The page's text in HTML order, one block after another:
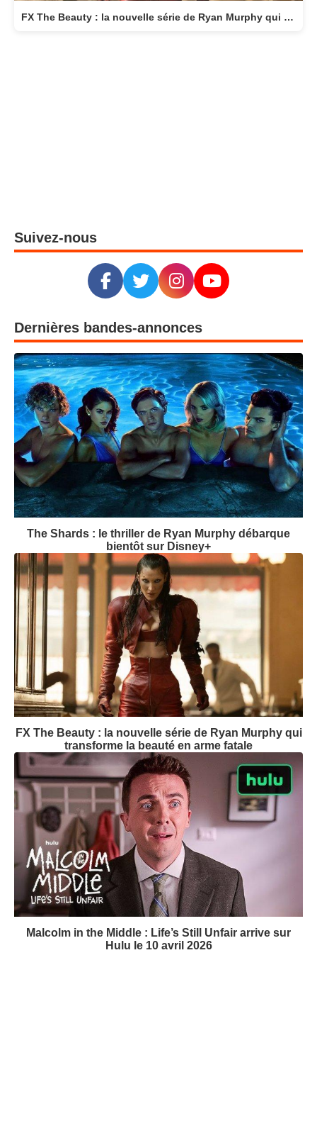
FX The Beauty : la nouvelle série de Ryan Murphy qui transforme la beauté en arme fatale
Suivez-nous
Dernières bandes-annonces
The Shards : le thriller de Ryan Murphy débarque
bientôt sur Disney+
FX The Beauty : la nouvelle série de Ryan Murphy qui
transforme la beauté en arme fatale
Malcolm in the Middle : Life’s Still Unfair arrive sur
Hulu le 10 avril 2026